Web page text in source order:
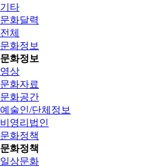
기타
문화달력
전체
문화정보
문화정보
영상
문화자료
문화공간
예술인/단체정보
비영리법인
문화정책
문화정책
일상문화